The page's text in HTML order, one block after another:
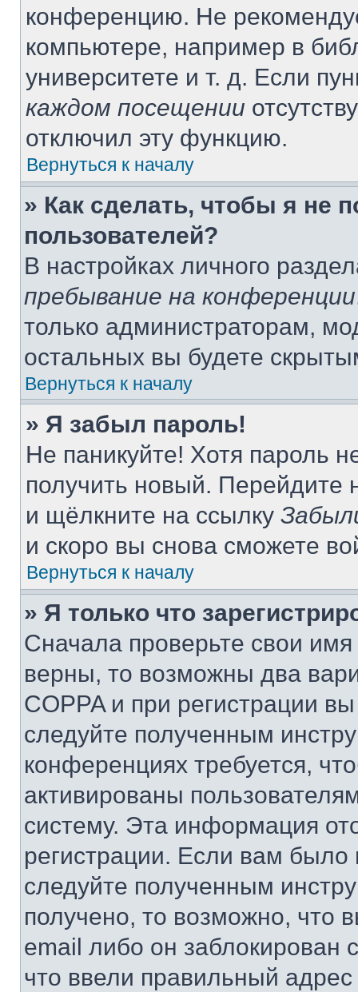
конференцию. Не
компьютере, например в
университете и т. д. Если
каждом посещении
отключил эту функцию.
Вернуться к началу
» Как сделать, чтобы я не
пользователей?
В настройках личного
пребывание на конференции
только администраторам,
остальных вы будете
Вернуться к началу
» Я забыл пароль!
Не паникуйте! Хотя пароль
получить новый. Перейдите
и щёлкните на ссылку
и скоро вы снова сможете
Вернуться к началу
» Я только что
Сначала проверьте свои
верны, то возможны два
COPPA и при регистрации
следуйте полученным
конференциях требуется,
активированы
систему. Эта информация
регистрации. Если вам
следуйте полученным
получено, то возможно, что
email либо он
что ввели правильный адрес